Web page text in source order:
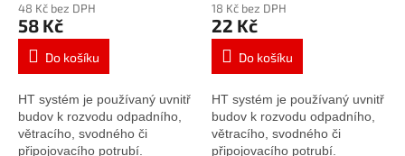
48 Kč bez DPH
58 Kč
Do košíku
HT systém je používaný uvnitř
budov k rozvodu odpadního,
větracího, svodného či
připojovacího potrubí.
18 Kč bez DPH
22 Kč
Do košíku
HT systém je používaný uvnitř
budov k rozvodu odpadního,
větracího, svodného či
připojovacího potrubí.